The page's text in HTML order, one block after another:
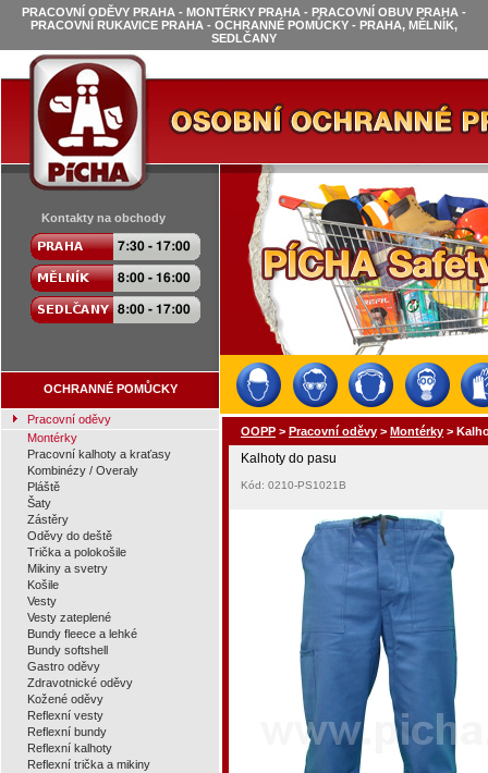
PRACOVNÍ ODĚVY PRAHA - MONTÉRKY PRAHA - PRACOVNÍ OBUV PRAHA -
PRACOVNÍ RUKAVICE PRAHA - OCHRANNÉ POMŮCKY - PRAHA, MĚLNÍK,
SEDLČANY
Kontakty na obchody
OCHRANNÉ POMŮCKY
Pracovní oděvy
Montérky
Pracovní kalhoty a kraťasy
Kombinézy / Overaly
Pláště
Šaty
Zástěry
Oděvy do deště
Trička a polokošile
Mikiny a svetry
Košile
Vesty
Vesty zateplené
Bundy fleece a lehké
Bundy softshell
Gastro oděvy
Zdravotnické oděvy
Kožené oděvy
Reflexní vesty
Reflexní bundy
Reflexní kalhoty
Reflexní trička a mikiny
OOPP > Pracovní oděvy > Montérky >
Kalhoty do pasu
Kód: 0210-PS1021B